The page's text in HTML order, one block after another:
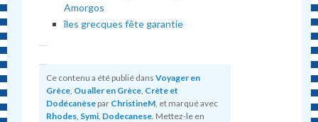
Amorgos
îles grecques fête garantie
Ce contenu a été publié dansVoyager en
Grèce Ou aller en Grèce Crète et
Dodécanèse par ChristineM , et marqué avec
Rhodes Symi Dodecanese . Mettez-le en